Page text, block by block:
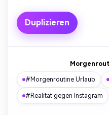
Duplizieren
#Morgenroutine Urlaub
#Realität gegen Instagram